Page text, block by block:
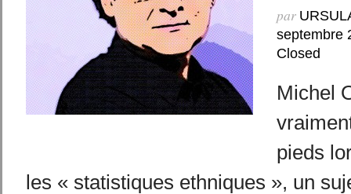
par
septembre
Closed
Michel
pieds
les « statistiques ethniques », un